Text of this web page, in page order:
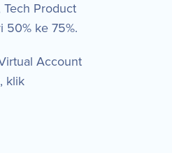
Product
50% ke 75%.
Account
klik